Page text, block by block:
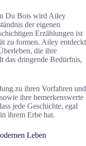
Du Bois wird Ailey
der eigenen
Erzählungen ist
zu formen. Ailey entdeckt
die ihre
das dringende Bedürfnis,
zu ihren Vorfahren und
ihre bemerkenswerte
jede Geschichte, egal
ihrem Erbe hat.
Leben